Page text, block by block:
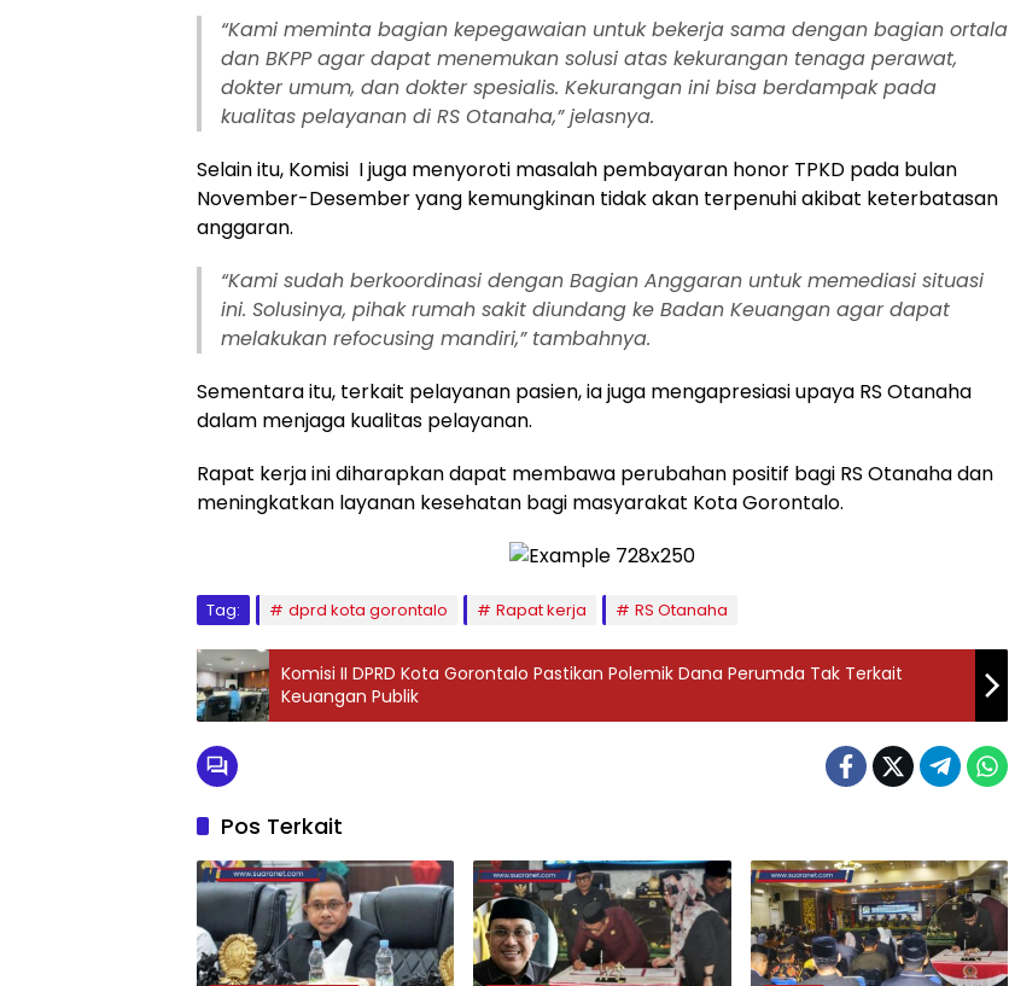
“Kami meminta bagian kepegawaian untuk bekerja sama dengan bagian ortala
dan BKPP agar dapat menemukan solusi atas kekurangan tenaga perawat,
dokter umum, dan dokter spesialis. Kekurangan ini bisa berdampak pada
kualitas pelayanan di RS Otanaha,” jelasnya.
Selain itu, Komisi I juga menyoroti masalah pembayaran honor TPKD pada bulan
November-Desember yang kemungkinan tidak akan terpenuhi akibat keterbatasan
anggaran.
“Kami sudah berkoordinasi dengan Bagian Anggaran untuk memediasi situasi
ini. Solusinya, pihak rumah sakit diundang ke Badan Keuangan agar dapat
melakukan refocusing mandiri,” tambahnya.
Sementara itu, terkait pelayanan pasien, ia juga mengapresiasi upaya RS Otanaha
dalam menjaga kualitas pelayanan.
Rapat kerja ini diharapkan dapat membawa perubahan positif bagi RS Otanaha dan
meningkatkan layanan kesehatan bagi masyarakat Kota Gorontalo.
Tag: dprd kota gorontalo Rapat kerja RS Otanaha
Komisi II DPRD Kota Gorontalo Pastikan Polemik Dana Perumda Tak Terkait
Keuangan Publik
Pos Terkait